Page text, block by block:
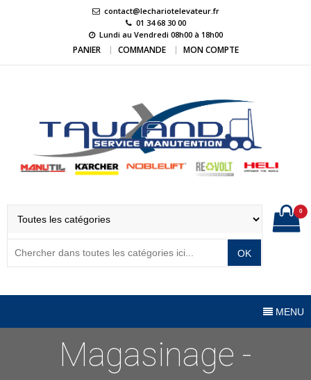
contact@lechariotelevateur.fr
01 34 68 30 00
Lundi au Vendredi 08h00 à 18h00
PANIER COMMANDE MON COMPTE
OK
0
MENU
Magasinage -